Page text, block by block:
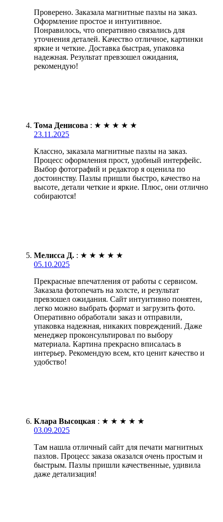
Проверено. Заказала магнитные пазлы на заказ.
Оформление простое и интуитивное.
Понравилось, что оперативно связались для
уточнения деталей. Качество отличное, картинки
яркие и четкие. Доставка быстрая, упаковка
надежная. Результат превзошел ожидания,
рекомендую!
Тома Денисова : ★ ★ ★ ★ ★
23.11.2025
Классно, заказала магнитные пазлы на заказ.
Процесс оформления прост, удобный интерфейс.
Выбор фотографий и редактор я оценила по
достоинству. Пазлы пришли быстро, качество на
высоте, детали четкие и яркие. Плюс, они отлично
собираются!
Мелисса Д. : ★ ★ ★ ★ ★
05.10.2025
Прекрасные впечатления от работы с сервисом.
Заказала фотопечать на холсте, и результат
превзошел ожидания. Сайт интуитивно понятен,
легко можно выбрать формат и загрузить фото.
Оперативно обработали заказ и отправили,
упаковка надежная, никаких повреждений. Даже
менеджер проконсультировал по выбору
материала. Картина прекрасно вписалась в
интерьер. Рекомендую всем, кто ценит качество и
удобство!
Клара Высоцкая : ★ ★ ★ ★ ★
03.09.2025
Там нашла отличный сайт для печати магнитных
пазлов. Процесс заказа оказался очень простым и
быстрым. Пазлы пришли качественные, удивила
даже детализация!